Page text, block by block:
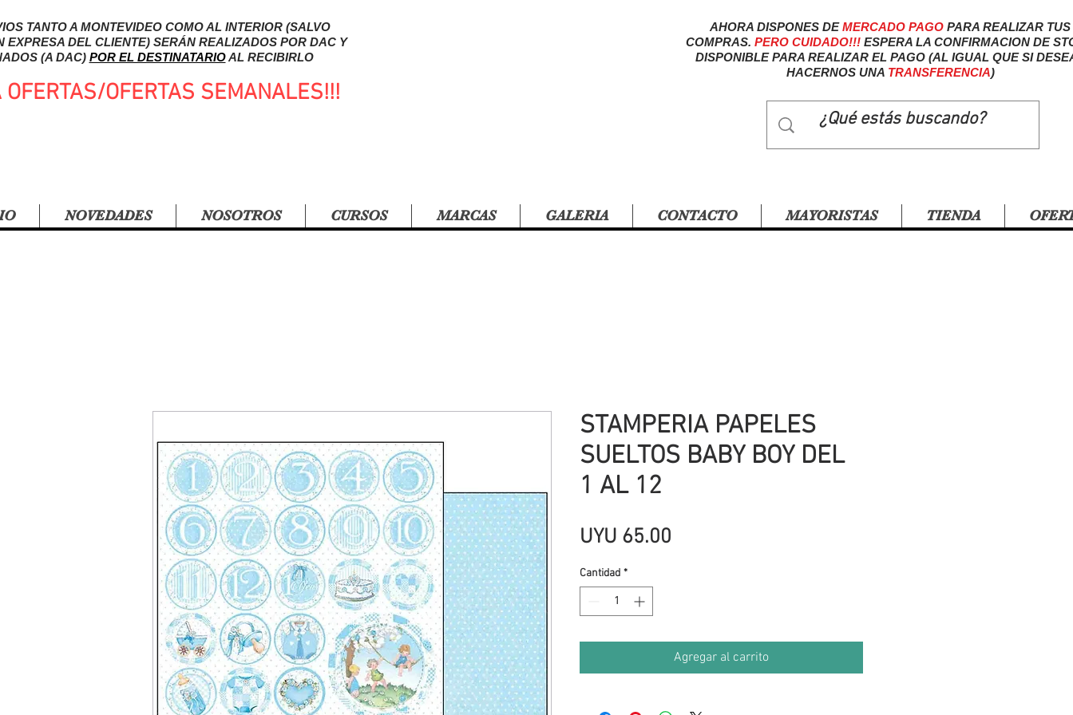
TANTO A MONTEVIDEO COMO AL INTERIOR (SALVO
EXPRESA DEL CLIENTE) SERÁN REALIZADOS POR DAC Y
(A DAC) POR EL DESTINATARIOAL RECIBIRLO
OFERTAS/OFERTAS SEMANALES!!!
AHORA DISPONES DEMERCADO PAGO PARA REALIZAR TUS
COMPRAS. PERO CUIDADO!!!ESPERA LA CONFIRMACION DE
DISPONIBLE PARA REALIZAR EL PAGO (AL IGUAL QUE SI
HACERNOS UNA TRANSFERENCIA)
NOVEDADES NOSOTROS CURSOS MARCAS GALERIA CONTACTO MAYORISTAS TIENDA
STAMPERIA PAPELES
SUELTOS BABY BOY DEL
1 AL 12
UYU 65.00
Cantidad *
Agregar al carrito